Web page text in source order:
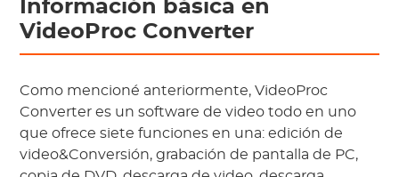
Información básica en
VideoProc Converter
Como mencioné anteriormente, VideoProc
Converter es un software de video todo en uno
que ofrece siete funciones en una: edición de
video&Conversión, grabación de pantalla de PC,